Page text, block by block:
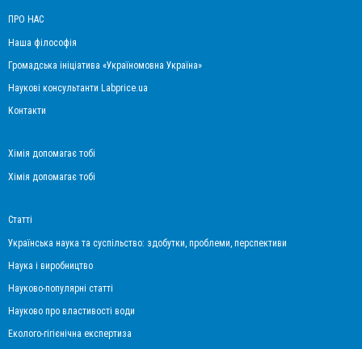
ПРО НАС
Наша філософія
Громадська ініціатива «Україномовна Україна»
Наукові консультанти Labprice.ua
Контакти
Хімія допомагає тобі
Хімія допомагає тобі
Статті
Українська наука та суспільство: здобутки, проблеми, перспективи
Наука і виробництво
Науково-популярні статті
Науково про властивості води
Еколого-гігієнічна експертиза